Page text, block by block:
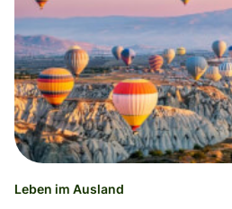
Leben im Ausland